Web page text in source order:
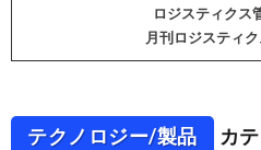
ロジスティクス
月刊ロジスティ
テクノロジー/製品 カ